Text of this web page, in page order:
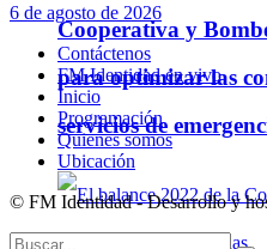
Cooperativa y
para optimizar las
servicios de
6 de agosto de 2026
Contáctenos
FM Identidad en vivo
Inicio
Programación
Quienes somos
Ubicación
© FM Identidad - Desarrollo y